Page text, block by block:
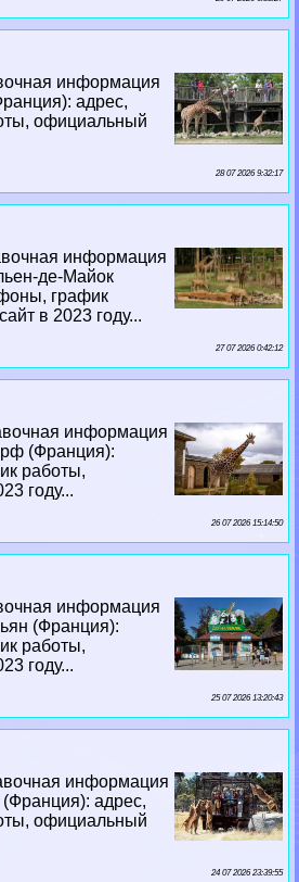
информация
адрес,
официальный
28 07 2026 9:32:17
информация
де-Майок
график
в 2023 году...
27 07 2026 0:42:12
информация
(Франция):
работы,
году...
26 07 2026 15:14:50
информация
(Франция):
работы,
году...
25 07 2026 13:20:43
информация
(Франция): адрес,
официальный
24 07 2026 23:39:55